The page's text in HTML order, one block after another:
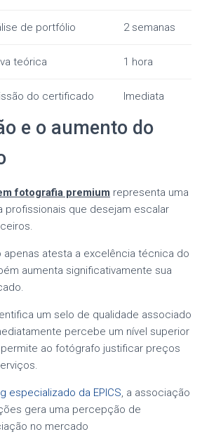
de portfólio 2 semanas
teórica 1 hora
do certificado Imediata
e o aumento do
fotografia premium representa uma
profissionais que desejam escalar
apenas atesta a excelência técnica do
aumenta significativamente sua
um selo de qualidade associado
percebe um nível superior
ao fotógrafo justificar preços
especializado da EPICS, a associação
gera uma percepção de
no mercado